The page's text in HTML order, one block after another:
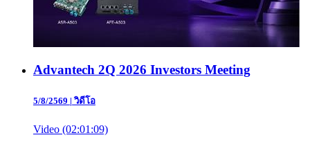
Advantech 2Q 2026 Investors Meeting
5/8/2569 |วิดีโอ
Video (02:01:09)